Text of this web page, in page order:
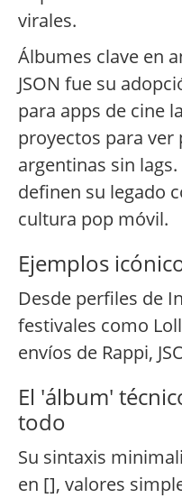
virales.
Álbumes clave en
JSON fue su
para apps de cine
proyectos para ver
argentinas sin
definen su legado
cultura pop móvil.
Ejemplos
Desde perfiles de
festivales como
envíos de Rappi,
El 'álbum'
todo
Su sintaxis
en [], valores